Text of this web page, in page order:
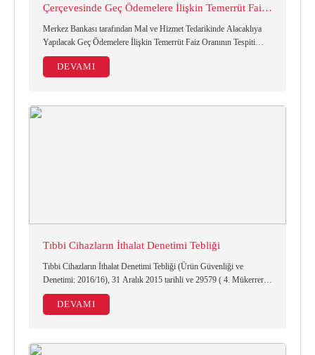
Çerçevesinde Geç Ödemelere İlişkin Temerrüt Faiz
Merkez Bankası tarafından Mal ve Hizmet Tedarikinde Alacaklıya
Yapılacak Geç Ödemelere İlişkin Temerrüt Faiz Oranının Tespiti
Hakkında Tebliğ yayımlanmıştır.
DEVAMI
Tıbbi Cihazların İthalat Denetimi Tebliği
Tıbbi Cihazların İthalat Denetimi Tebliği (Ürün Güvenliği ve
Denetimi: 2016/16), 31 Aralık 2015 tarihli ve 29579 ( 4. Mükerrer)
sayılı Resmî Gazete’de yayımlanmıştır.
DEVAMI